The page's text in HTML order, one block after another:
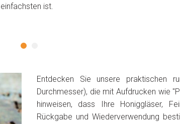
einfachsten ist.
Entdecken Sie unsere praktischen
Durchmesser), die mit Aufdrucken wie
hinweisen, dass Ihre Honiggläser,
Rückgabe und Wiederverwendung